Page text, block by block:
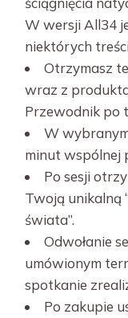
W wersji All34
niektórych
Otrzymasz
wraz z
Przewodnik po
W
minut wspólnej
Po sesji
Twoją unikalną
świata”.
Odwołanie
umówionym
spotkanie
Po zakupie